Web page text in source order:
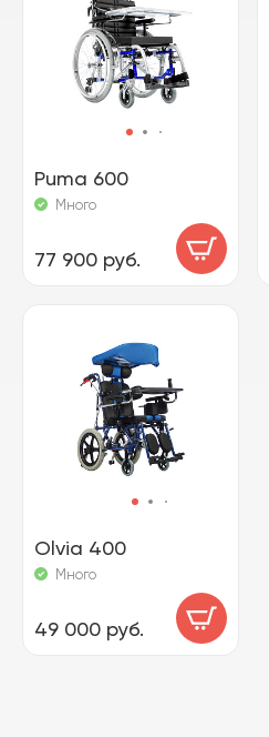
Puma 600
Много
77 900 руб.
Olvia 400
Много
49 000 руб.